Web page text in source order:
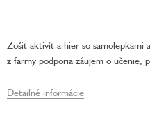
Zošit aktivít a hier so samolepkami
z farmy podporia záujem o učenie,
Detailné informácie